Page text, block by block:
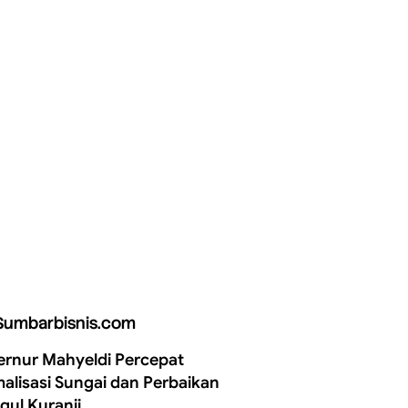
Mahyeldi Percepat
Sungai dan Perbaikan